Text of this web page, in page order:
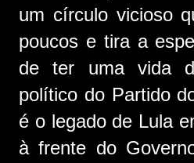
um círculo vicioso
poucos e tira a
de ter uma vida
político do Partido
é o legado de Lula
à frente do